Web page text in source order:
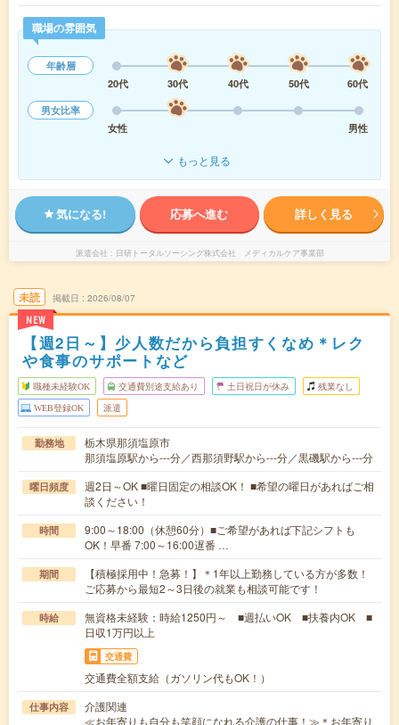
職場の雰囲気
年齢層
20代
30代 40代 50代
60代
男女比率
女性
男性
もっと見る
気になる! 応募へ進む 詳しく見る
派遣会社 日研トータルソーシング株式会社 メディカルケア事業部
未読
NEW
掲載日 2026/08/07
【週2日～】少人数だから負担すくなめ＊レク
や食事のサポートなど
職種未経験OK 交通費別途支給あり 土日祝日が休み 残業なし
WEB登録OK 派遣
勤務地
栃木県那須塩原市
那須塩原駅から---分／西那須野駅から---分／黒磯駅から---分
曜日頻度
週2日～OK ■曜日固定の相談OK！ ■希望の曜日があればご相
談ください！
時間
9:00～18:00（休憩60分）■ご希望があれば下記シフトも
OK！早番 7:00～16:00遅番 …
期間
【積極採用中！急募！】＊1年以上勤務している方が多数！
ご応募から最短2～3日後の就業も相談可能です！
時給
無資格未経験：時給1250円～ ■週払いOK ■扶養内OK ■
日収1万円以上
交通費
交通費全額支給（ガソリン代もOK！）
仕事内容
介護関連
≪お年寄りも自分も笑顔になれる介護の仕事！≫＊お年寄り